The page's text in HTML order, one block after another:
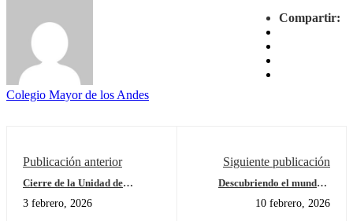
Compartir:
Colegio Mayor de los Andes
Publicación anterior
Cierre de la Unidad de
compartimos el planeta? –
3 febrero, 2026
Siguiente publicación
Descubriendo el mundo a
10 febrero, 2026